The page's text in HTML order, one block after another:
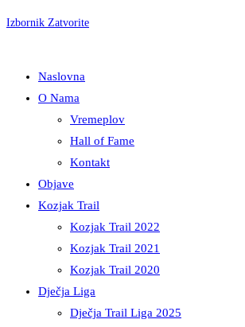
Izbornik Zatvorite
Naslovna
O Nama
Vremeplov
Hall of Fame
Kontakt
Objave
Kozjak Trail
Kozjak Trail 2022
Kozjak Trail 2021
Kozjak Trail 2020
Dječja Liga
Dječja Trail Liga 2025